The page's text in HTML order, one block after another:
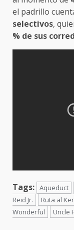
el padrillo
selectivos,
% de sus
Tags: Aqueduct
Reid Jr.
Ruta al
Wonderful
Uncle